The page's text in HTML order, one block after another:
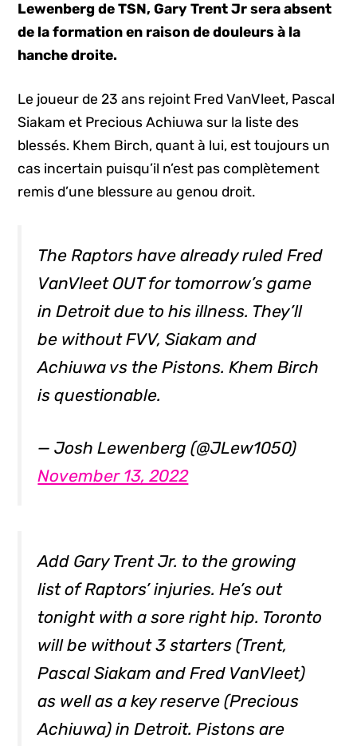
Lewenberg de TSN, Gary Trent Jr sera absent
de la formation en raison de douleurs à la
hanche droite.
Le joueur de 23 ans rejoint Fred VanVleet, Pascal
Siakam et Precious Achiuwa sur la liste des
blessés. Khem Birch, quant à lui, est toujours un
cas incertain puisqu’il n’est pas complètement
remis d’une blessure au genou droit.
The Raptors have already ruled Fred
VanVleet OUT for tomorrow’s game
in Detroit due to his illness. They’ll
be without FVV, Siakam and
Achiuwa vs the Pistons. Khem Birch
is questionable.
— Josh Lewenberg (@JLew1050)
November 13, 2022
Add Gary Trent Jr. to the growing
list of Raptors’ injuries. He’s out
tonight with a sore right hip. Toronto
will be without 3 starters (Trent,
Pascal Siakam and Fred VanVleet)
as well as a key reserve (Precious
Achiuwa) in Detroit. Pistons are